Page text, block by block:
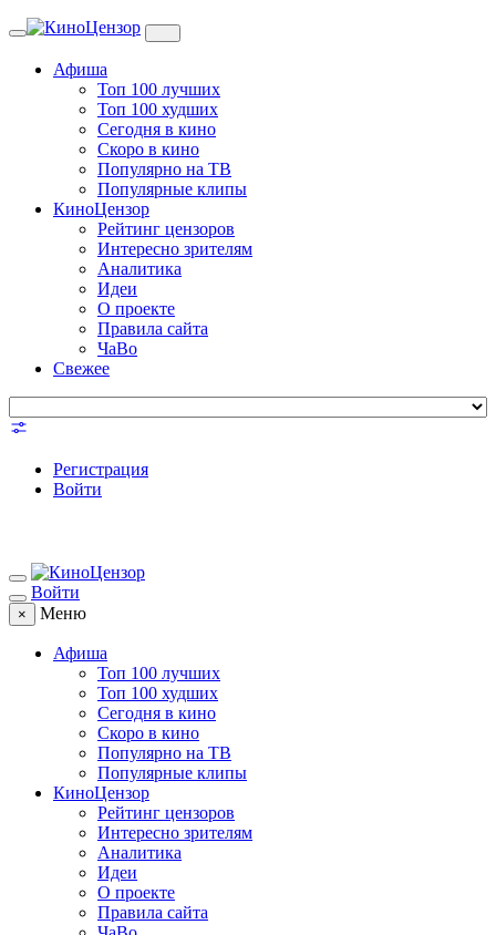
Toggle
Афиша
Топ 100 лучших
Топ 100 худших
Сегодня в кино
Скоро в кино
Популярно на ТВ
Популярные клипы
КиноЦензор
Рейтинг цензоров
Интересно зрителям
Аналитика
Идеи
О проекте
Правила сайта
ЧаВо
Свежее
Регистрация
Войти
Войти
× Меню
Афиша
Топ 100 лучших
Топ 100 худших
Сегодня в кино
Скоро в кино
Популярно на ТВ
Популярные клипы
КиноЦензор
Рейтинг цензоров
Интересно зрителям
Аналитика
Идеи
О проекте
Правила сайта